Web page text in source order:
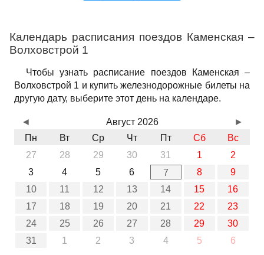
Календарь расписания поездов Каменская –
Волховстрой 1
Чтобы узнать расписание поездов Каменская –
Волховстрой 1 и купить железнодорожные билеты на
другую дату, выберите этот день на календаре.
Август 2026
Пн
Вт Ср Чт Пт Сб
Вс
27
28 29 30 31 1
2
3
4 5 6 7 8
9
10
11 12 13 14 15
16
17
18 19 20 21 22
23
24
25 26 27 28 29
30
31
1 2 3 4 5 6
◄ ►